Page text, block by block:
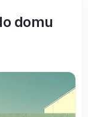
domu